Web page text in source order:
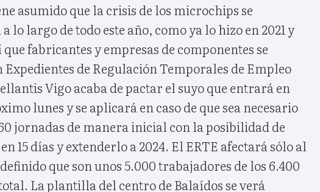
asumido que la crisis de los microchips se
lo largo de todo este año, como ya lo hizo en 2021 y
que fabricantes y empresas de componentes se
de Regulación Temporales de Empleo
Vigo acaba de pactar el suyo que entrará en
lunes y se aplicará en caso de que sea necesario
jornadas de manera inicial con la posibilidad de
15 días y extenderlo a 2024. El ERTE afectará sólo al
que son unos 5.000 trabajadores de los 6.400
La plantilla del centro de Balaídos se verá